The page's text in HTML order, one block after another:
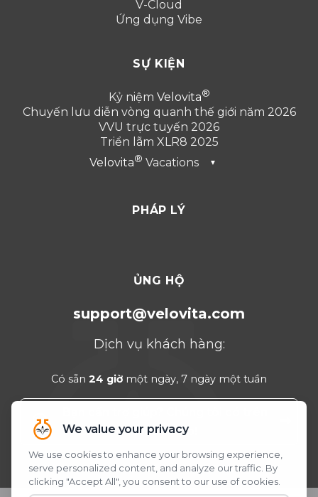
V-Cloud
Ứng dụng Vibe
SỰ KIỆN
Kỷ niệm Velovita
Chuyến lưu diễn vòng quanh thế giới năm 2026
VVU trực tuyến 2026
Triển lãm XLR8 2025
Velovita
Vacations ▼
Thổ Nhĩ Kỳ 2025
PHÁP LÝ
ỦNG HỘ
support@velovita.com
Dịch vụ khách hàng:
Có sẵn 24 giờ một ngày, 7 ngày một tuần
WhatsApp!